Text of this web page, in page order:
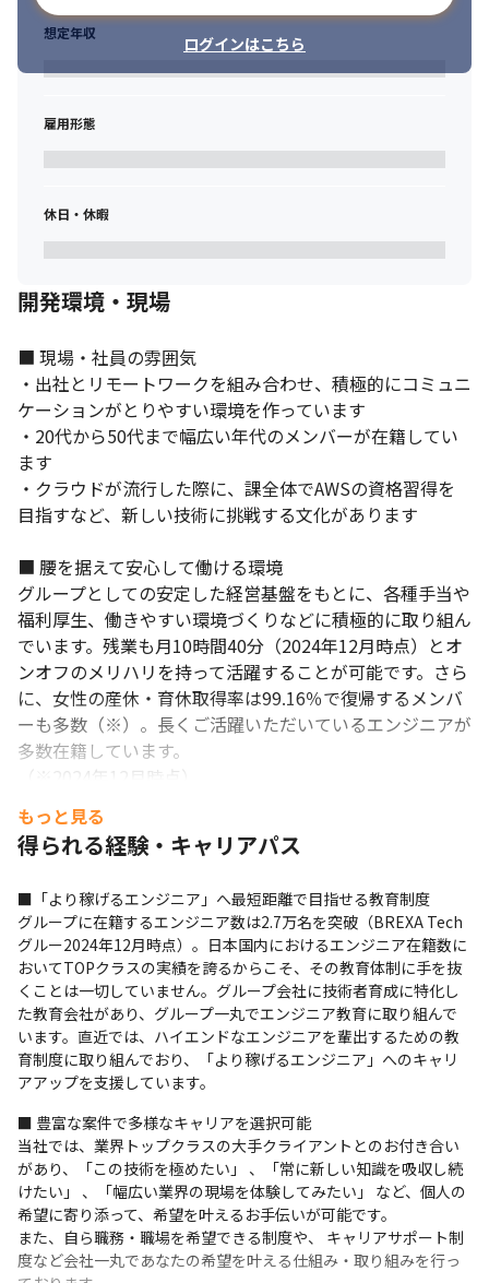
ログインはこちら
想定年収
雇用形態
休日・休暇
開発環境・現場
■ 現場・社員の雰囲気
・出社とリモートワークを組み合わせ、積極的にコミュニ
ケーションがとりやすい環境を作っています
・20代から50代まで幅広い年代のメンバーが在籍してい
ます
・クラウドが流行した際に、課全体でAWSの資格習得を
目指すなど、新しい技術に挑戦する文化があります
■ 腰を据えて安心して働ける環境
グループとしての安定した経営基盤をもとに、各種手当や
福利厚生、働きやすい環境づくりなどに積極的に取り組ん
でいます。残業も月10時間40分（2024年12月時点）とオ
ンオフのメリハリを持って活躍することが可能です。さら
に、女性の産休・育休取得率は99.16％で復帰するメンバ
ーも多数（※）。長くご活躍いただいているエンジニアが
多数在籍しています。
（※2024年12月時点）
もっと見る
得られる経験・キャリアパス
■「より稼げるエンジニア」へ最短距離で目指せる教育制度
グループに在籍するエンジニア数は2.7万名を突破（BREXA Tech
グルー2024年12月時点）。日本国内におけるエンジニア在籍数に
おいてTOPクラスの実績を誇るからこそ、その教育体制に手を抜
くことは一切していません。グループ会社に技術者育成に特化し
た教育会社があり、グループ一丸でエンジニア教育に取り組んで
います。直近では、ハイエンドなエンジニアを輩出するための教
育制度に取り組んでおり、「より稼げるエンジニア」へのキャリ
アアップを支援しています。
■ 豊富な案件で多様なキャリアを選択可能
当社では、業界トップクラスの大手クライアントとのお付き合い
があり、「この技術を極めたい」 、「常に新しい知識を吸収し続
けたい」 、「幅広い業界の現場を体験してみたい」 など、個人の
希望に寄り添って、希望を叶えるお手伝いが可能です。
また、自ら職務・職場を希望できる制度や、 キャリアサポート制
度など会社一丸であなたの希望を叶える仕組み・取り組みを行っ